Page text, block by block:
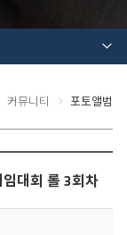
커뮤니티 포토앨범
대회 롤 3회차